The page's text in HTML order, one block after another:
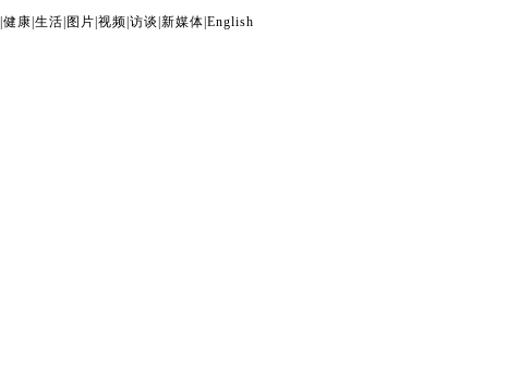
健康 生活 图片 视频 访谈 新媒体 English